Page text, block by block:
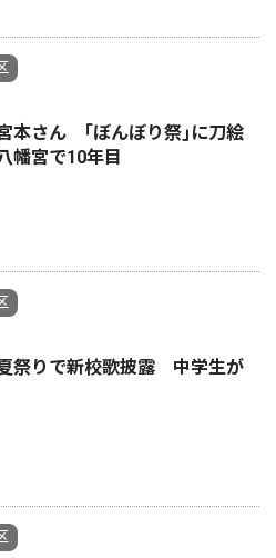
本さん ｢ぼんぼり祭｣に刀絵
宮で10年目
祭りで新校歌披露 中学生が